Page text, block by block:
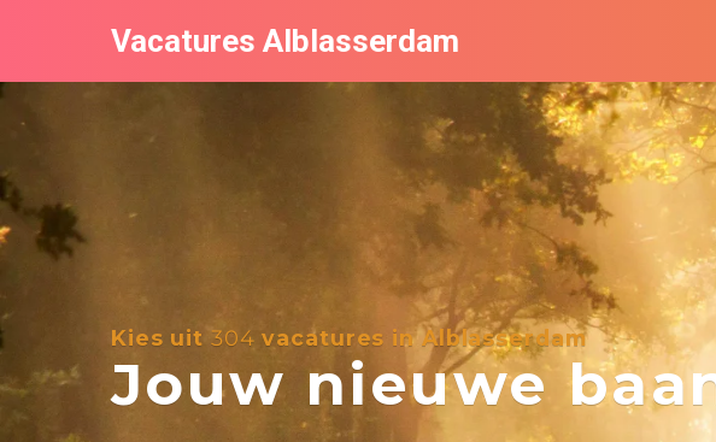
Vacatures Alblasserdam
Kies uit 304 vacatures in Alblasserdam
Jouw nieuwe